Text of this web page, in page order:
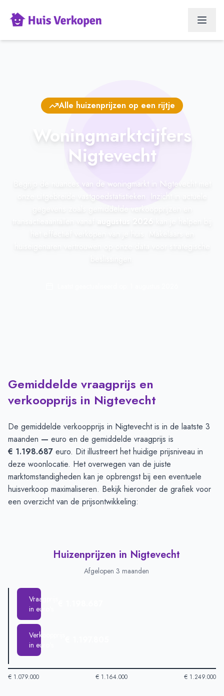
Alle huizenprijzen op een rijtje
Woningmarktcijfers
Nigtevecht
Begrijp de nuances van de woningmarkt in Nigtevecht met
onze uitgebreide vastgoedstatistieken. Inzicht in actuele
Gemiddelde vraagprijs en
verkoopprijs in Nigtevecht
De gemiddelde verkoopprijs in Nigtevechtis in de laatste 3
maanden — euro en de gemiddelde vraagprijs is
€ 1.198.687 euro. Dit illustreert het huidige prijsniveau in
deze woonlocatie. Het overwegen van de juiste
marktomstandigheden kan je opbrengst bij een eventuele
huisverkoop maximaliseren. Bekijk hieronder de grafiek voor
een overzicht van de prijsontwikkeling:
Huizenprijzen in Nigtevecht
Afgelopen 3 maanden
Vraagprijs
in euro's
Verkoopprijs
in euro's
€ 1.079.000 € 1.164.000 € 1.249.000